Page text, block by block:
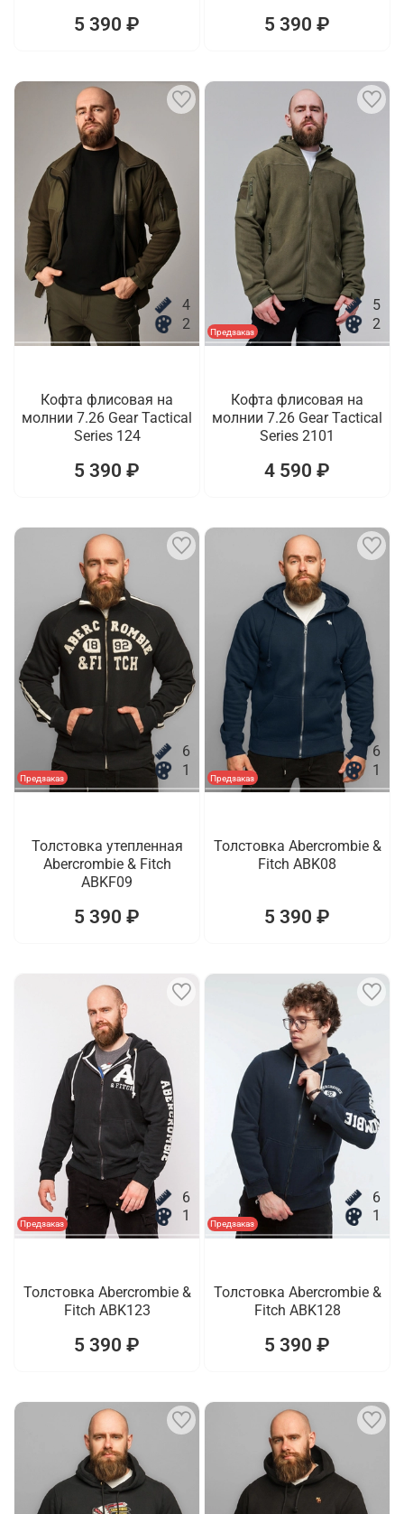
5 390 ₽ 5 390 ₽
4
2
Кофта флисовая на
молнии 7.26 Gear Tactical
Series 124
5 390 ₽
Предзаказ
5
2
Кофта флисовая на
молнии 7.26 Gear Tactical
Series 2101
4 590 ₽
Предзаказ
6
1
Толстовка утепленная
Abercrombie & Fitch
ABKF09
5 390 ₽
Предзаказ
6
1
Толстовка Abercrombie &
Fitch ABK08
5 390 ₽
Предзаказ
6
1
Толстовка Abercrombie &
Fitch ABK123
5 390 ₽
Предзаказ
6
1
Толстовка Abercrombie &
Fitch ABK128
5 390 ₽